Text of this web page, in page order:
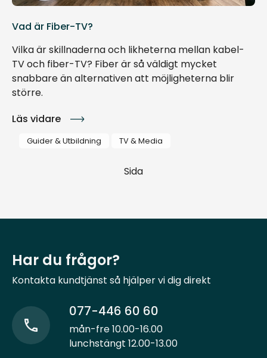
Vad är Fiber-TV?
Vilka är skillnaderna och likheterna mellan kabel-
TV och fiber-TV? Fiber är så väldigt mycket
snabbare än alternativen att möjligheterna blir
större.
Läs vidare
Guider & Utbildning TV & Media
Sida
Har du frågor?
Kontakta kundtjänst så hjälper vi dig direkt
077-446 60 60
mån-fre 10.00-16.00
lunchstängt 12.00-13.00